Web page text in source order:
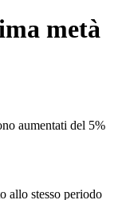
metà
aumentati del 5%
allo stesso periodo